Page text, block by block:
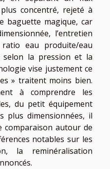
concentré, rejeté à
baguette magique, car
l’entretien
eau produite/eau
la pression et la
vise justement ce
» traitent moins bien.
à comprendre les
du petit équipement
plus dimensionnées, il
comparaison autour de
notables sur les
la reminéralisation